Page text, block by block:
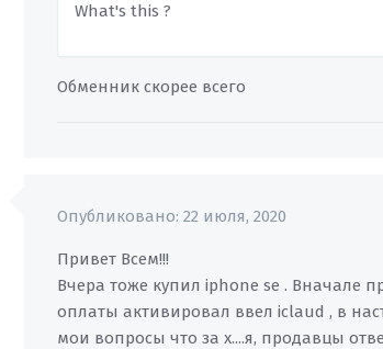
What's this ?
Обменник скорее всего
Опубликовано:22 июля, 2020
Привет Всем!!!
Вчера тоже купил iphone se . Вначале
оплаты активировал ввел iclaud , в
мои вопросы что за х....я, продавцы